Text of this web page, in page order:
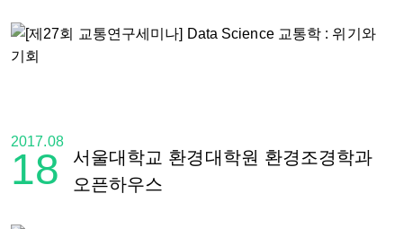
2017.08
18
서울대학교 환경대학원 환경조경학과
오픈하우스